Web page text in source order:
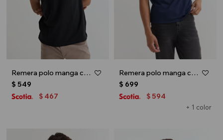
Remera polo manga corta - Negro
$ 549
$ 467
Remera polo manga corta combinada - Azul
+ 1 color
$ 699
$ 594